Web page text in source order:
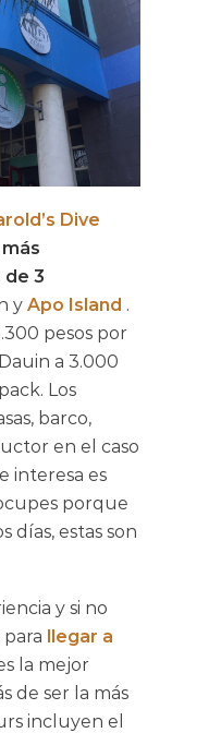
Dive
de 3
y Apo Island .
pesos por
a 3.000
Los
barco,
en el caso
interesa es
porque
días, estas son
y si no
llegar a
la mejor
de ser la más
incluyen el